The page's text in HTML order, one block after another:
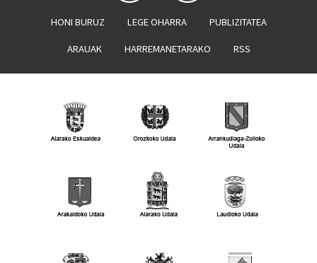
HONI BURUZ LEGE OHARRA PUBLIZITATEA
ARAUAK HARREMANETARAKO RSS